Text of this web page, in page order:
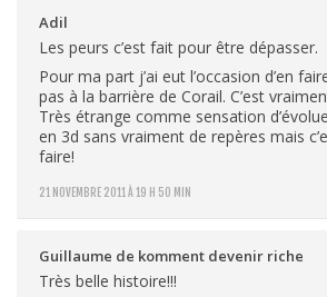
Adil
21 NOVEMBRE 2011 À 19 H 50 MIN
Les peurs c’est fait pour être dépasser.
Pour ma part j’ai eut l’occasion d’en
pas à la barrière de Corail. C’est
Très étrange comme sensation
en 3d sans vraiment de repères mais
faire!
Guillaume de komment devenir riche
Très belle histoire!!!